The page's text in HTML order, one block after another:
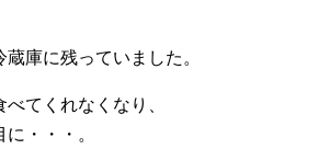
庫に残っていました。
てくれなくなり、
・・・。